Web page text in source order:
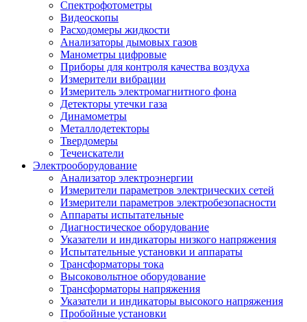
Спектрофотометры
Видеоскопы
Расходомеры жидкости
Анализаторы дымовых газов
Манометры цифровые
Приборы для контроля качества воздуха
Измерители вибрации
Измеритель электромагнитного фона
Детекторы утечки газа
Динамометры
Металлодетекторы
Твердомеры
Течеискатели
Электрооборудование
Анализатор электроэнергии
Измерители параметров электрических сетей
Измерители параметров электробезопасности
Аппараты испытательные
Диагностическое оборудование
Указатели и индикаторы низкого напряжения
Испытательные установки и аппараты
Трансформаторы тока
Высоковольтное оборудование
Трансформаторы напряжения
Указатели и индикаторы высокого напряжения
Пробойные установки